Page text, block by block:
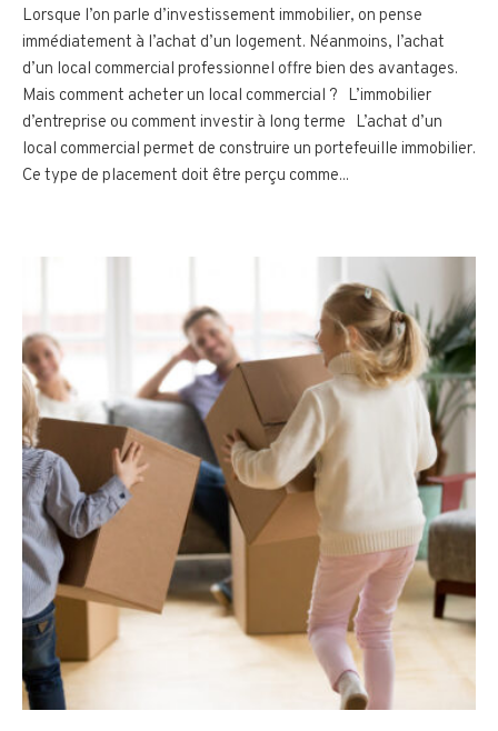
Lorsque l’on parle d’investissement immobilier, on pense
immédiatement à l’achat d’un logement. Néanmoins, l’achat
d’un local commercial professionnel offre bien des avantages.
Mais comment acheter un local commercial ? L’immobilier
d’entreprise ou comment investir à long terme L’achat d’un
local commercial permet de construire un portefeuille immobilier.
Ce type de placement doit être perçu comme...